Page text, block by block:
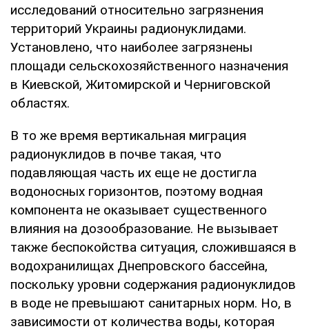
исследований относительно загрязнения
территорий Украины радионуклидами.
Установлено, что наиболее загрязнены
площади сельскохозяйственного назначения
в Киевской, Житомирской и Черниговской
областях.
В то же время вертикальная миграция
радионуклидов в почве такая, что
подавляющая часть их еще не достигла
водоносных горизонтов, поэтому водная
компонента не оказывает существенного
влияния на дозообразование. Не вызывает
также беспокойства ситуация, сложившаяся в
водохранилищах Днепровского бассейна,
поскольку уровни содержания радионуклидов
в воде не превышают санитарных норм. Но, в
зависимости от количества воды, которая